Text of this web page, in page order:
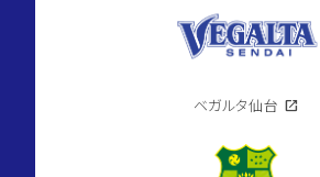
ベガルタ仙台 open_in_new